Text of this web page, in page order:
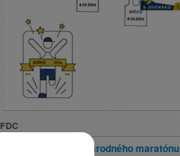
FDC
100. výročie Medzinárodného maratónu